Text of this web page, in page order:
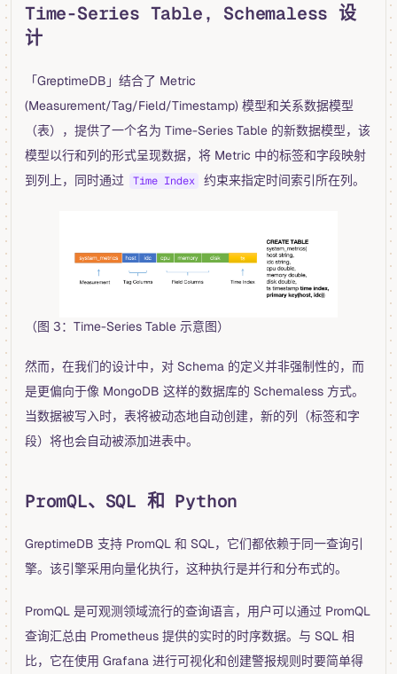
Time-Series Table, Schemaless 设
计
「GreptimeDB」结合了 Metric
(Measurement/Tag/Field/Timestamp) 模型和关系数据模型
（表），提供了一个名为 Time-Series Table 的新数据模型，该
模型以行和列的形式呈现数据，将 Metric 中的标签和字段映射
到列上，同时通过
Time Index 约束来指定时间索引所在列。
（图 3：Time-Series Table 示意图）
然而，在我们的设计中，对 Schema 的定义并非强制性的，而
是更偏向于像 MongoDB 这样的数据库的 Schemaless 方式。
当数据被写入时，表将被动态地自动创建，新的列（标签和字
段）将也会自动被添加进表中。
PromQL、SQL 和 Python
GreptimeDB 支持 PromQL 和 SQL，它们都依赖于同一查询引
擎。该引擎采用向量化执行，这种执行是并行和分布式的。
PromQL 是可观测领域流行的查询语言，用户可以通过 PromQL
查询汇总由 Prometheus 提供的实时的时序数据。与 SQL 相
比，它在使用 Grafana 进行可视化和创建警报规则时要简单得